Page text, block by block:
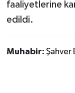
faaliyetlerine
edildi.
Muhabir: Şahver